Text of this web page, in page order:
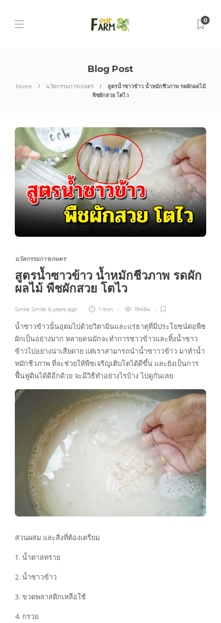
0
Blog Post
Home นวัตกรรมการเกษตร
สูตรน้ำซาวข้าว น้ำหมักชีวภาพ รดผักผลไม้
พืชผักสวย โตไว
นวัตกรรมการเกษตร
สูตรน้ำซาวข้าว น้ำหมักชีวภาพ รดผัก
ผลไม้ พืชผักสวย โตไว
Smile Smile 6 years ago 1 min 19494
น้ำซาวข้าวนั้นอุดมไปด้วยวิตามินและแร่ธาตุที่มีประโยชน์ต่อพืช
ผักเป็นอย่างมาก หลายคนมักจะทำการซาวข้าวและทิ้งน้ำซาว
ข้าวไปอย่างน่าเสียดาย แต่เราสามารถนำน้ำซาาวข้าว มาทำน้ำ
หมักชีวภาพ ที่จะช่วยให้พืชเจริญเติบโตได้ดีขึ้น และยังเป็นการ
ฟื้นฟูดินได้ดีอีกด้วย จะมีวิธีทำอย่างไรบ้าง ไปดูกันเลย
ส่วนผสม และสิ่งที่ต้องเตรียม
1. น้ำตาลทราย
2. น้ำซาวข้าว
3. ขวดพลาสติกเหลือใช้
4. กรวย